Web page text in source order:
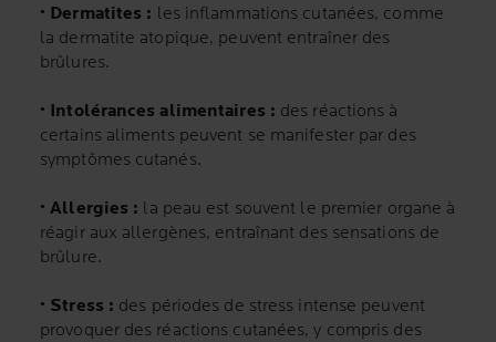
• Dermatites : les inflammations cutanées, comme
la dermatite atopique, peuvent entraîner des
brûlures.
• Intolérances alimentaires : des réactions à
certains aliments peuvent se manifester par des
symptômes cutanés.
• Allergies : la peau est souvent le premier organe à
réagir aux allergènes, entraînant des sensations de
brûlure.
• Stress : des périodes de stress intense peuvent
provoquer des réactions cutanées, y compris des